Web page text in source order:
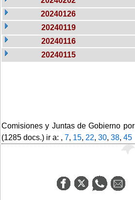
20240126
20240119
20240116
20240115
Comisiones y Juntas de Gobierno
(1285 docs.) ir a: , 7, 15, 22, 30, 38, 45